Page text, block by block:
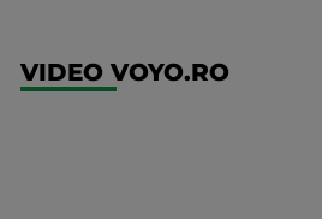
VIDEO VOYO.RO